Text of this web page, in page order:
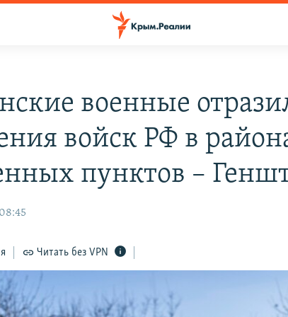
военные
войск РФ в
пунктов –
Читать без VPN